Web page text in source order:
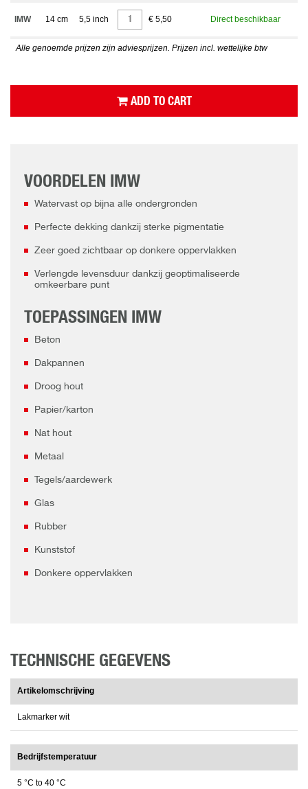
IMW 14 cm 5,5 inch € 5,50 Direct beschikbaar
Alle genoemde prijzen zijn adviesprijzen. Prijzen incl. wettelijke btw
ADD TO CART
VOORDELEN IMW
Watervast op bijna alle ondergronden
Perfecte dekking dankzij sterke pigmentatie
Zeer goed zichtbaar op donkere oppervlakken
Verlengde levensduur dankzij geoptimaliseerde
omkeerbare punt
TOEPASSINGEN IMW
Beton
Dakpannen
Droog hout
Papier/karton
Nat hout
Metaal
Tegels/aardewerk
Glas
Rubber
Kunststof
Donkere oppervlakken
TECHNISCHE GEGEVENS
Artikelomschrijving
Lakmarker wit
Bedrijfstemperatuur
5 °C to 40 °C